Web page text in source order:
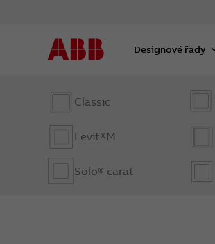
Designové řady
Classic
Levit®M
Solo® carat